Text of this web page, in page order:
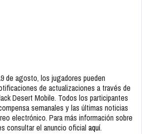
de agosto, los jugadores pueden
de actualizaciones a través de
Desert Mobile. Todos los participantes
semanales y las últimas noticias
electrónico. Para más información sobre
consultar el anuncio oficial aquí.